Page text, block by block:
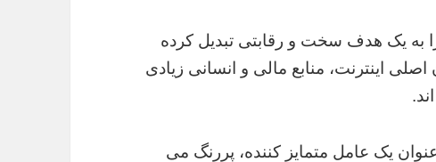
به یک هدف سخت و رقابتی تبدیل کرده
اینترنت، منابع مالی و انسانی زیادی
یک عامل متمایز کننده، پررنگ می